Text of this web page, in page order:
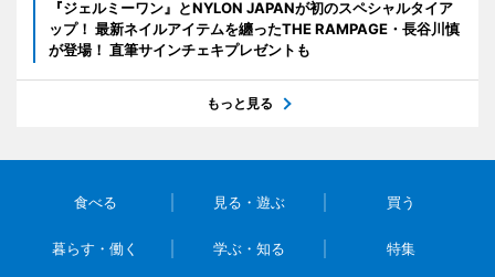
『ジェルミーワン』とNYLON JAPANが初のスペシャルタイア
ップ！ 最新ネイルアイテムを纏ったTHE RAMPAGE・長谷川慎
が登場！ 直筆サインチェキプレゼントも
もっと見る
食べる 見る・遊ぶ 買う
暮らす・働く 学ぶ・知る 特集